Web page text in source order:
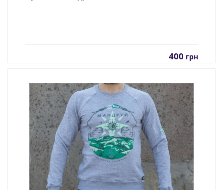
400 грн